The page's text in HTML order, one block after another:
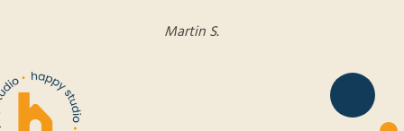
Martin S.